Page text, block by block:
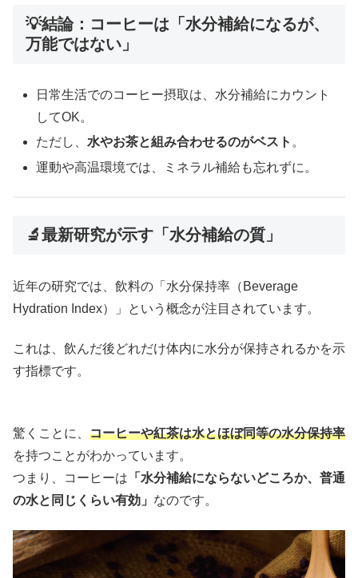
💡結論：コーヒーは「水分補給になるが、
万能ではない」
日常生活でのコーヒー摂取は、水分補給にカウント
してOK。
ただし、水やお茶と組み合わせるのがベスト 。
運動や高温環境では、ミネラル補給も忘れずに。
🔬最新研究が示す「水分補給の質」
近年の研究では、飲料の「水分保持率（Beverage
Hydration Index）」という概念が注目されています。
これは、飲んだ後どれだけ体内に水分が保持されるかを示
す指標です。
驚くことに、 コーヒーや紅茶は水とほぼ同等の水分保持率
を持つことがわかっています。
つまり、コーヒーは 「水分補給にならないどころか、普通
の水と同じくらい有効」 なのです。